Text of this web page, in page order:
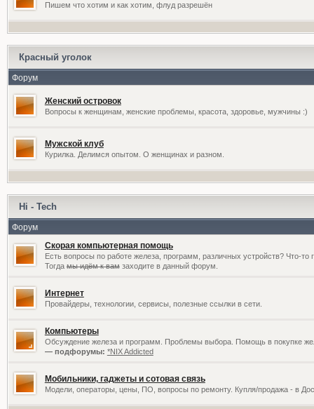
Пишем что хотим и как хотим, флуд разрешён
Красный уголок
Форум
Женский островок
Вопросы к женщинам, женские проблемы, красота, здоровье, мужчины :)
Мужской клуб
Курилка. Делимся опытом. О женщинах и разном.
Hi - Tech
Форум
Скорая компьютерная помощь
Есть вопросы по работе железа, программ, различных устройств? Что-то
Тогдамы идём к вамзаходите в данный форум.
Интернет
Провайдеры, технологии, сервисы, полезные ссылки в сети.
Компьютеры
Обсуждение железа и программ. Проблемы выбора. Помощь в покупке
— подфорумы: *NIX Addicted
Мобильники, гаджеты и сотовая связь
Модели, операторы, цены, ПО, вопросы по ремонту. Купля/продажа - в